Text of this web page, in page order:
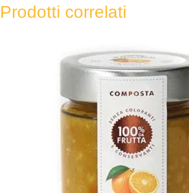
Prodotti correlati